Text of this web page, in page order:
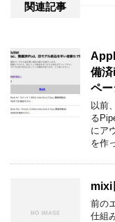
関連記事
備
ペー
以前
る
にア
を作
mixi
前の
仕組